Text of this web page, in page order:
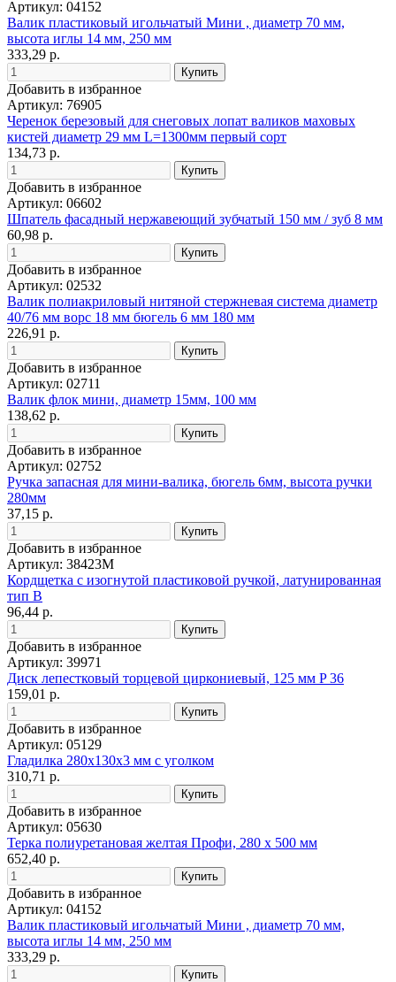
Артикул: 04152
Валик пластиковый игольчатый Мини , диаметр 70 мм,
высота иглы 14 мм, 250 мм
333,29 р.
Добавить в избранное
Артикул: 76905
Черенок березовый для снеговых лопат валиков маховых
кистей диаметр 29 мм L=1300мм первый сорт
134,73 р.
Добавить в избранное
Артикул: 06602
Шпатель фасадный нержавеющий зубчатый 150 мм / зуб 8 мм
60,98 р.
Добавить в избранное
Артикул: 02532
Валик полиакриловый нитяной стержневая система диаметр
40/76 мм ворс 18 мм бюгель 6 мм 180 мм
226,91 р.
Добавить в избранное
Артикул: 02711
Валик флок мини, диаметр 15мм, 100 мм
138,62 р.
Добавить в избранное
Артикул: 02752
Ручка запасная для мини-валика, бюгель 6мм, высота ручки
280мм
37,15 р.
Добавить в избранное
Артикул: 38423М
Кордщетка с изогнутой пластиковой ручкой, латунированная
тип В
96,44 р.
Добавить в избранное
Артикул: 39971
Диск лепестковый торцевой циркониевый, 125 мм P 36
159,01 р.
Добавить в избранное
Артикул: 05129
Гладилка 280х130х3 мм с уголком
310,71 р.
Добавить в избранное
Артикул: 05630
Терка полиуретановая желтая Профи, 280 х 500 мм
652,40 р.
Добавить в избранное
Артикул: 04152
Валик пластиковый игольчатый Мини , диаметр 70 мм,
высота иглы 14 мм, 250 мм
333,29 р.